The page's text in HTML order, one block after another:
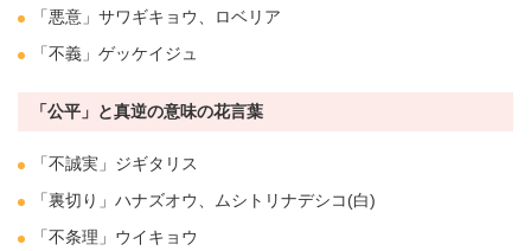
「悪意」サワギキョウ、
ロベリア
「不義」 ゲッケイジュ
「公平」と真逆の意味の花言葉
「不誠実」 ジギタリス
「裏切り 」ハナズオウ、 ムシトリナデシコ(白)
「不条理」ウイキョウ